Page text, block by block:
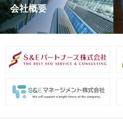
会社概要